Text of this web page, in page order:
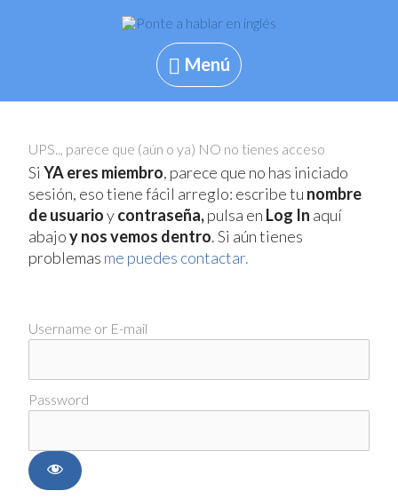
Menú
Menú
UPS.., parece que (aún o ya) NO no tienes acceso
Si YA eres miembro, parece que no has iniciado
sesión, eso tiene fácil arreglo: escribe tu nombre
de usuarioycontraseña,pulsa en Log In aquí
abajoy nos vemos dentro. Si aún tienes
problemas me puedes contactar.
Username or E-mail
Password